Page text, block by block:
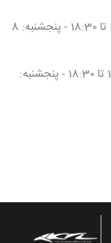
شنبه تا چهارشنبه: 8 تا 12:30 , 15 تا 18:30 - پنجشنبه: 8
شنبه تا چهارشنبه: 8 تا 12:30 , 15 تا 18:30 - پنجشنبه: